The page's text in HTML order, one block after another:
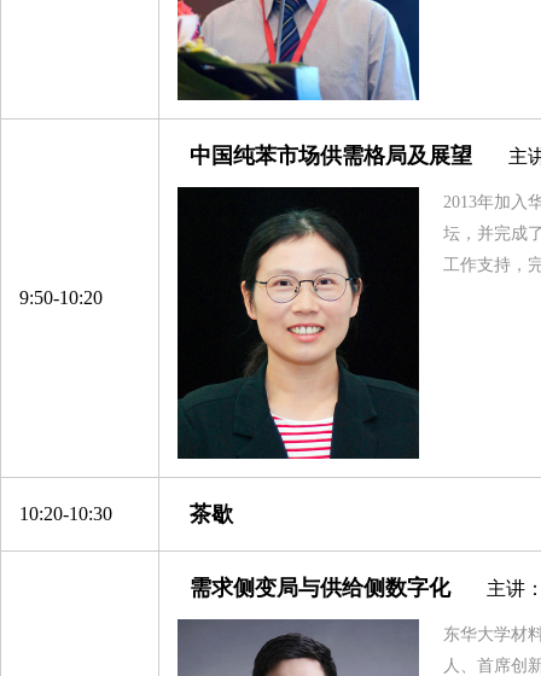
9:50-10:20
中国纯苯市场供需格局及展望 主
2013年加入
坛，并完成
工作支持，
10:20-10:30 茶歇
需求侧变局与供给侧数字化 主讲
东华大学材
人、首席创